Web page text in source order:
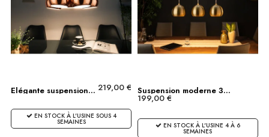
Elégante suspension... 219,00 €
EN STOCK À L'USINE SOUS 4
SEMAINES
Suspension moderne 3...
199,00 €
EN STOCK À L'USINE 4 À 6
SEMAINES